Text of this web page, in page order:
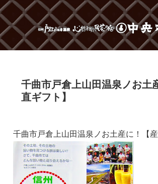
千曲市戸倉上山田温泉ノお土
直ギフト】
千曲市戸倉上山田温泉ノお土産に！【産